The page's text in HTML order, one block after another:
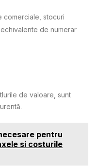
comerciale, stocuri
echivalente de numerar
de valoare, sunt
pentru
si costurile